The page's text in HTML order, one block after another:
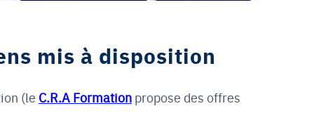
mis à disposition
(le C.R.A Formation propose des offres